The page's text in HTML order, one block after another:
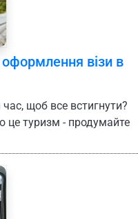
оформлення візи в
щоб все встигнути?
це туризм - продумайте